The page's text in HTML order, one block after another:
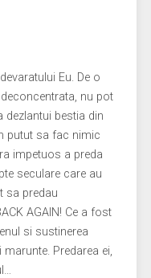
Eu. De o
nu pot
dezlantui bestia din
putut sa fac nimic
impetuos a preda
seculare care au
sa predau
AGAIN! Ce a fost
si sustinerea
Predarea ei,